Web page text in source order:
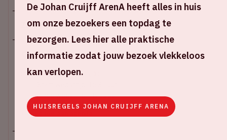
Za 1 november 2025
Johan Cruijff ArenA
Stadion open: 15.00 uur
Einde wedstrijd: 18.15 uur
+ Voeg toe aan agenda
De Johan Cruijff ArenA heeft alles in huis
om onze bezoekers een topdag te
bezorgen. Lees hier alle praktische
informatie zodat jouw bezoek vlekkeloos
kan verlopen.
HUISREGELS JOHAN CRUIJFF ARENA